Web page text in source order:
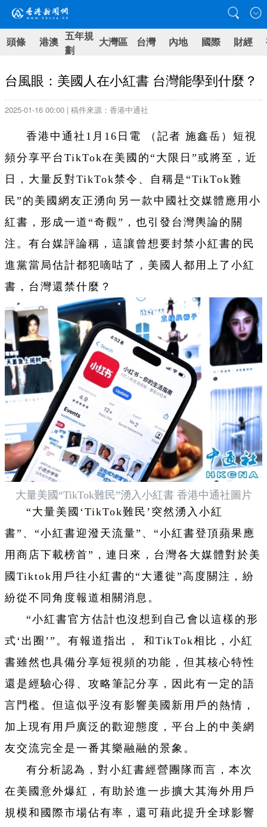
頭條 港澳 五年規
劃
大灣區 台灣 內地 國際 財經
台風眼：美國人在小紅書 台灣能學到什麼？
2025-01-16 00:00 | 稿件來源：香港中通社
香港中通社1月16日電 （ 記者 施鑫岳 ） 短視
頻分享平台TikTok在美國的“大限日”或將至，近
日，大量反對TikTok禁令、自稱是“TikTok難
民”的美國網友正湧向另一款中國社交媒體應用小
紅書，形成一道“奇觀”，也引發台灣輿論的關
注。有台媒評論稱，這讓曾想要封禁小紅書的民
進黨當局估計都犯嘀咕了，美國人都用上了小紅
書，台灣還禁什麼？
大量美國“TikTok難民”湧入小紅書 香港中通社圖片
“大量美國‘TikTok難民’突然湧入小紅
書”、“小紅書迎潑天流量”、“小紅書登頂蘋果應
用商店下載榜首”，連日來，台灣各大媒體對於美
國Tiktok用戶往小紅書的“大遷徙”高度關注，紛
紛從不同角度報道相關消息。
“小紅書官方估計也沒想到自己會以這樣的形
式‘出圈’”。有報道指出， 和TikTok相比，小紅
書雖然也具備分享短視頻的功能，但其核心特性
還是經驗心得、攻略筆記分享，因此有一定的語
言門檻。但這似乎沒有影響美國新用戶的熱情，
加上現有用戶廣泛的歡迎態度，平台上的中美網
友交流完全是一番其樂融融的景象。
有分析認為，對小紅書經營團隊而言，本次
在美國意外爆紅，有助於進一步擴大其海外用戶
規模和國際市場佔有率，還可藉此提升全球影響